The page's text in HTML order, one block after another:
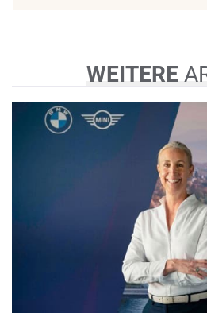
WEITERE